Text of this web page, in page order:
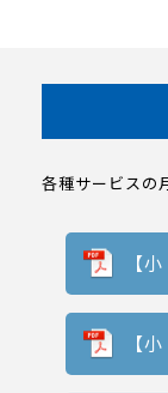
各種サービスの
【
【